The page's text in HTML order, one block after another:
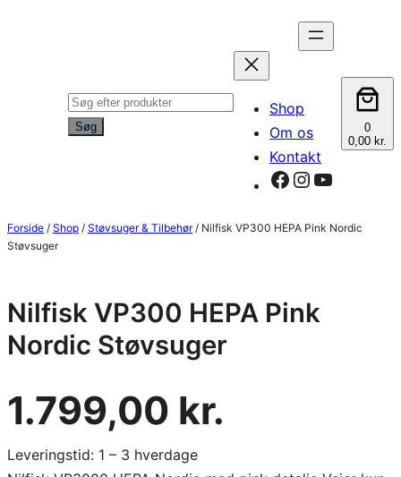
Products
search
Søg
Shop
Om os
Kontakt
Facebook
Instagram
YouTube
0
0,00 kr.
Forside / Shop / Støvsuger & Tilbehør/ Nilfisk VP300 HEPA Pink Nordic
Støvsuger
Nilfisk VP300 HEPA Pink
Nordic Støvsuger
1.799,00 kr.
Leveringstid: 1 – 3 hverdage